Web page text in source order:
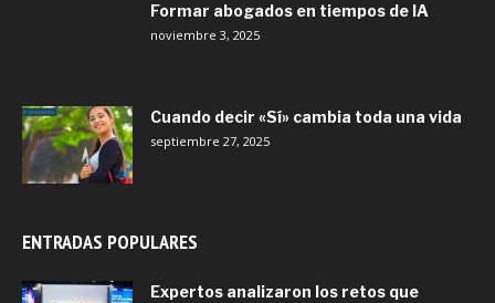
Formar abogados en tiempos de IA
noviembre 3, 2025
Cuando decir «Sí» cambia toda una vida
septiembre 27, 2025
ENTRADAS POPULARES
Expertos analizaron los retos que